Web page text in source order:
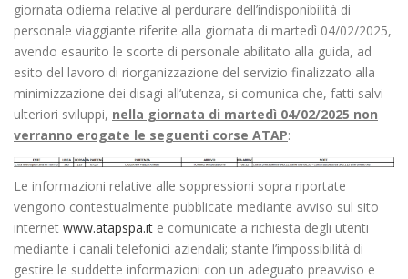
giornata odierna relative al perdurare dell’indisponibilità di
personale viaggiante riferite alla giornata di martedì 04/02/2025,
avendo esaurito le scorte di personale abilitato alla guida, ad
esito del lavoro di riorganizzazione del servizio finalizzato alla
minimizzazione dei disagi all’utenza, si comunica che, fatti salvi
ulteriori sviluppi, nella giornata di martedì 04/02/2025 non
verranno erogate le seguenti corse ATAP:
Le informazioni relative alle soppressioni sopra riportate
vengono contestualmente pubblicate mediante avviso sul sito
internet www.atapspa.it e comunicate a richiesta degli utenti
mediante i canali telefonici aziendali; stante l’impossibilità di
gestire le suddette informazioni con un adeguato preavviso e